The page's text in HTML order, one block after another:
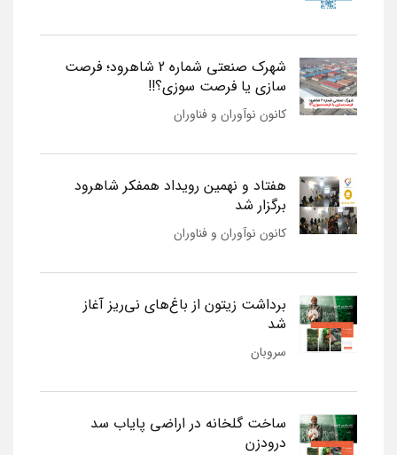
شهرک صنعتی شماره 2 شاهرود؛ فرصت
سازی یا فرصت سوزی؟!!
کانون نوآوران و فناوران
هفتاد و نهمین رویداد همفکر شاهرود
برگزار شد
کانون نوآوران و فناوران
برداشت زیتون از باغ‌های نی‌ریز آغاز
شد
سروبان
ساخت گلخانه در اراضی پایاب سد
درودزن